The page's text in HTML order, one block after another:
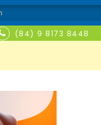
(84) 9 8173 8448